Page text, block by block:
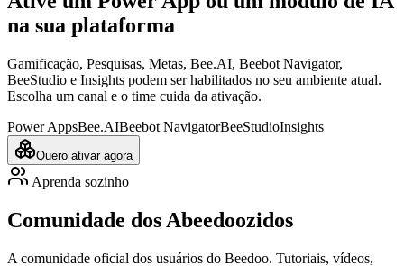
na sua plataforma
Gamificação, Pesquisas, Metas, Bee.AI, Beebot Navigator,
BeeStudio e Insights podem ser habilitados no seu ambiente atual.
Escolha um canal e o time cuida da ativação.
Power AppsBee.AIBeebot NavigatorBeeStudioInsights
Quero ativar agora
Aprenda sozinho
Comunidade dos Abeedoozidos
A comunidade oficial dos usuários do Beedoo. Tutoriais, vídeos,